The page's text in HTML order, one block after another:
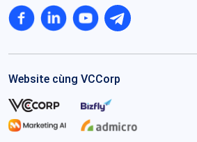
Website cùng VCCorp